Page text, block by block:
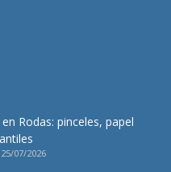
Rodas: pinceles, papel
07/2026